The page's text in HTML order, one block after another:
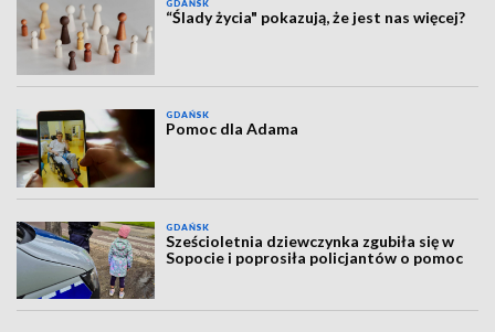
GDAŃSK
“Ślady życia" pokazują, że jest nas więcej?
GDAŃSK
Pomoc dla Adama
GDAŃSK
Sześcioletnia dziewczynka zgubiła się w
Sopocie i poprosiła policjantów o pomoc